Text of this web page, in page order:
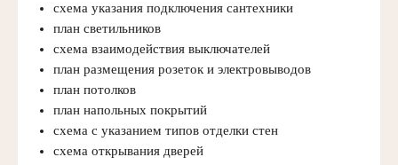
схема указания подключения сантехники
план светильников
схема взаимодействия выключателей
план размещения розеток и электровыводов
план потолков
план напольных покрытий
схема с указанием типов отделки стен
схема открывания дверей